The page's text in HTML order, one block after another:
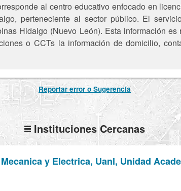
al centro educativo enfocado en
perteneciente al sector público. El
Hidalgo (Nuevo León). Esta información
o CCTs la información de domicilio,
Reportar error o Sugerencia
Instituciones Cercanas
y Electrica, Uanl, Unidad